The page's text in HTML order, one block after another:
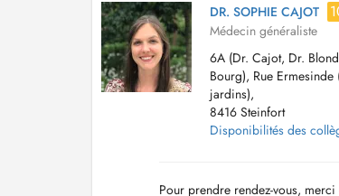
DR. SOPHIE CAJOT
Médecin généraliste
6A (Dr. Cajot, Dr.
Bourg), Rue
jardins),
8416 Steinfort
Disponibilités des
Pour prendre rendez-vous,